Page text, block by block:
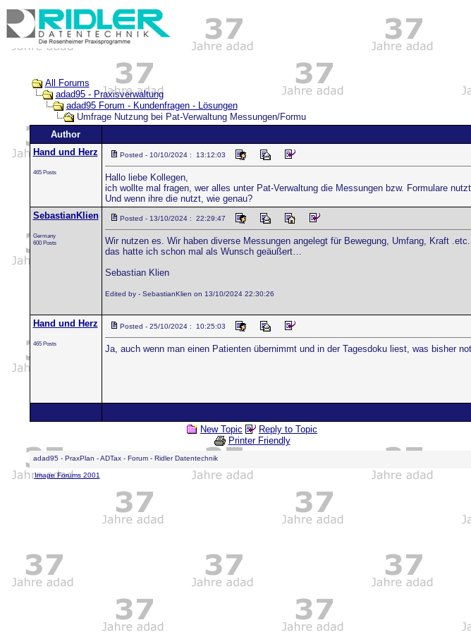
All Forums
adad95 - Praxisverwaltung
adad95 Forum - Kundenfragen - Lösungen
Umfrage Nutzung bei Pat-Verwaltung Messungen/Formu
Author
Hand und Herz
465 Posts
Posted - 10/10/2024 : 13:12:03
Hallo liebe Kollegen,
ich wollte mal fragen, wer alles unter Pat-Verwaltung die Messungen bzw. Formulare
Und wenn ihre die nutzt, wie genau?
SebastianKlien
Germany
600 Posts
Posted - 13/10/2024 : 22:29:47
Wir nutzen es. Wir haben diverse Messungen angelegt für Bewegung, Umfang, Kraft
das hatte ich schon mal als Wunsch geäußert…
Sebastian Klien
Edited by - SebastianKlien on 13/10/2024 22:30:26
Hand und Herz
465 Posts
Posted - 25/10/2024 : 10:25:03
Ja, auch wenn man einen Patienten übernimmt und in der Tagesdoku liest, was bisher
New Topic
Reply to Topic
Printer Friendly
adad95 - PraxPlan - ADTax - Forum - Ridler Datentechnik
Image Forums 2001